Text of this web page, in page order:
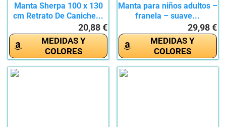
Manta Sherpa 100 x 130
cm Retrato De Caniche...
20,88 €
MEDIDAS Y
COLORES
Manta para niños adultos –
franela – suave...
29,98 €
MEDIDAS Y
COLORES